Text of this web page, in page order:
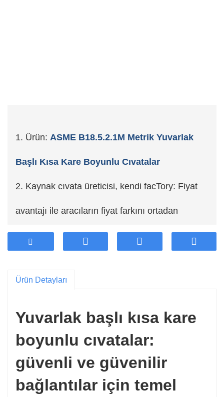
1. Ürün: ASME B18.5.2.1M Metrik Yuvarlak
Başlı Kısa Kare Boyunlu Cıvatalar
2. Kaynak cıvata üreticisi, kendi facTory: Fiyat
avantajı ile aracıların fiyat farkını ortadan
kaldırıyor.
çeliğini, yüksek stabilitesini ve uzun ömürlü
4. Müşteri özelleştirmesini destekleyin.
5. Profesyonel satış ve satış sonrası servis,
herhangi bir zaman sormak için hoş geldiniz.
Ürün Detayları
Yuvarlak başlı kısa kare
boyunlu cıvatalar:
güvenli ve güvenilir
bağlantılar için temel